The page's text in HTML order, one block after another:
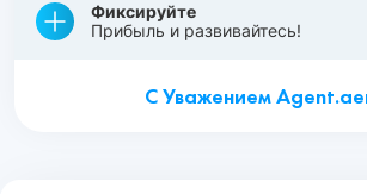
Фиксируйте
Прибыль и развивайтесь!
С Уважением